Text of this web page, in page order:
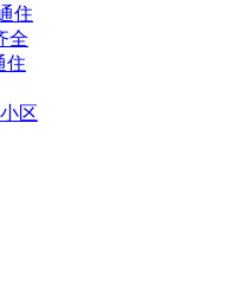
住
全
住
区